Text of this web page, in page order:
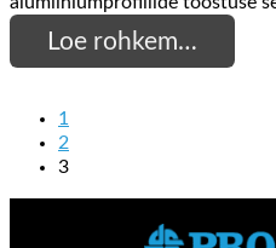
Loe rohkem…
1
2
3